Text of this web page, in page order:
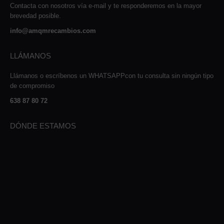
Contacta con nosotros vía e-mail y te responderemos en la mayor
brevedad posible.
info@amqmrecambios.com
LLÁMANOS
Llámanos o escríbenos un WHATSAPPcon tu consulta sin ningún tipo
de compromiso
638 87 80 72
DÓNDE ESTAMOS